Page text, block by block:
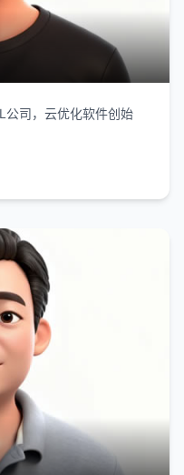
公司，云优化软件创始